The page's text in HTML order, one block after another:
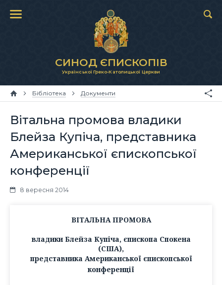
СИНОД ЄПИСКОПІВ
Української Греко-Католицької Церкви
Бібліотека Документи
Вітальна промова владики
Блейза Купіча, представника
Американської єпископської
конференції
8 вересня 2014
ВІТАЛЬНА ПРОМОВА
владики Блейза Купіча, єпископа Спокена
(США),
представника Американської єпископської
конференції